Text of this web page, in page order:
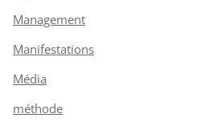
Management
Manifestations
Média
méthode